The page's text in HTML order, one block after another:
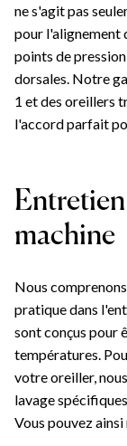
ne s'agit pas
pour l'alignement
points de
dorsales. Notre
1 et des oreillers
l'accord parfait
Parcourez notre
qui vous
nos modèles 2-
innovants et
attend.
machine
Nous
pratique dans
sont conçus pour
températures.
votre oreiller,
lavage
Vous pouvez